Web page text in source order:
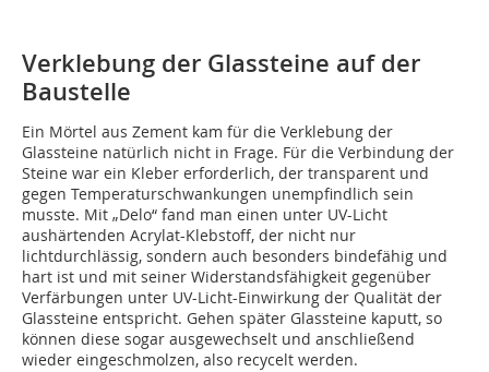
Verklebung der Glassteine auf der
Baustelle
Ein Mörtel aus Zement kam für die Verklebung der
Glassteine natürlich nicht in Frage. Für die Verbindung der
Steine war ein Kleber erforderlich, der transparent und
gegen Temperaturschwankungen unempfindlich sein
musste. Mit „Delo“ fand man einen unter UV-Licht
aushärtenden Acrylat-Klebstoff, der nicht nur
lichtdurchlässig, sondern auch besonders bindefähig und
hart ist und mit seiner Widerstandsfähigkeit gegenüber
Verfärbungen unter UV-Licht-Einwirkung der Qualität der
Glassteine entspricht. Gehen später Glassteine kaputt, so
können diese sogar ausgewechselt und anschließend
wieder eingeschmolzen, also recycelt werden.